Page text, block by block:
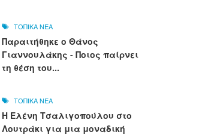
ΤΟΠΙΚΑ ΝΕΑ
Παραιτήθηκε ο Θάνος
Γιαννουλάκης - Ποιος παίρνει
τη θέση του...
ΤΟΠΙΚΑ ΝΕΑ
Η Ελένη Τσαλιγοπούλου στο
Λουτράκι για μια μοναδική